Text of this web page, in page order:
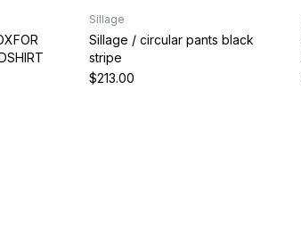
Sillage
Sillage / circular pants black
stripe
$213.00